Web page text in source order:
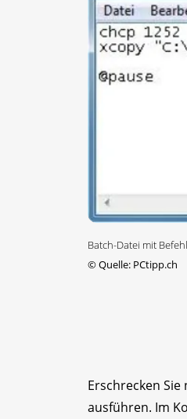
Batch-Datei mit
©Quelle: PCtipp.ch
Erschrecken
ausführen. Im